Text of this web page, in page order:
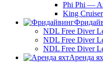
Phi Phi —
King
NDL Free Diver
NDL Free Diver
NDL Free Diver
Аренда